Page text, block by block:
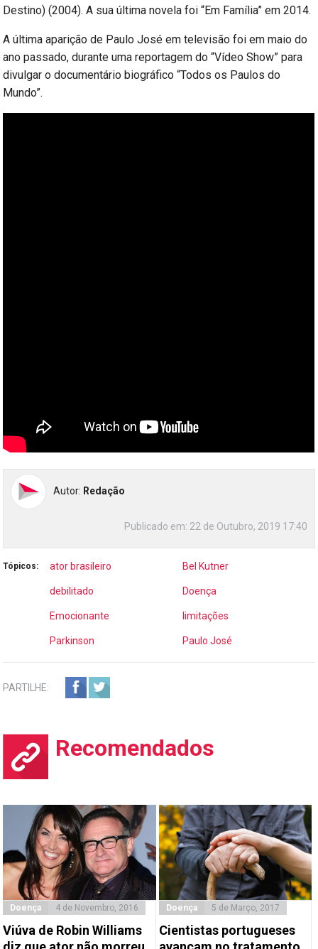
Destino) (2004). A sua última novela foi “Em Família” em 2014.
A última aparição de Paulo José em televisão foi em maio do
ano passado, durante uma reportagem do “Vídeo Show” para
divulgar o documentário biográfico “Todos os Paulos do
Mundo”.
Autor: Redação
Publicado em: 22 de Outubro, 2019 17:40
Tópicos: ator brasileiro Bel Kutner
debilitado Doença
Emocionante limitações
Parkinson Paulo José
PARTILHE:
Recomendados
Doença 4 de Novembro, 2016
Viúva de Robin Williams
Doença 5 de Março, 2017
Cientistas portugueses